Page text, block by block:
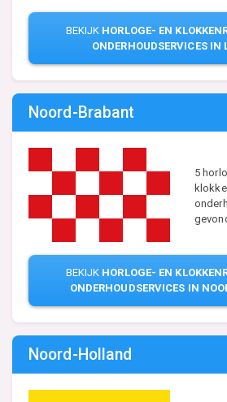
BEKIJK HORLOGE- EN
ONDERHOUDSERVICES IN
Noord-Brabant
5
BEKIJK HORLOGE- EN
ONDERHOUDSERVICES IN
Noord-Holland